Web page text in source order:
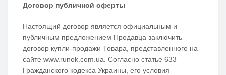
Договор публичной оферты
Настоящий договор является официальным и
публичным предложением Продавца заключить
договор купли-продажи Товара, представленного на
сайте www.runok.com.ua. Согласно статье 633
Гражданского кодекса Украины, его условия